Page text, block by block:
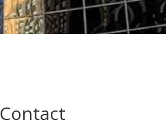
Contact